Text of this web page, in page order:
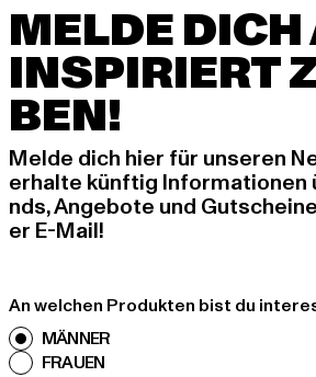
MELDE
INSPIRIERT
BEN!
Melde dich hier für unseren
erhalte künftig Informationen
nds, Angebote und
er E-Mail!
An welchen Produkten bist du
MÄNNER
FRAUEN